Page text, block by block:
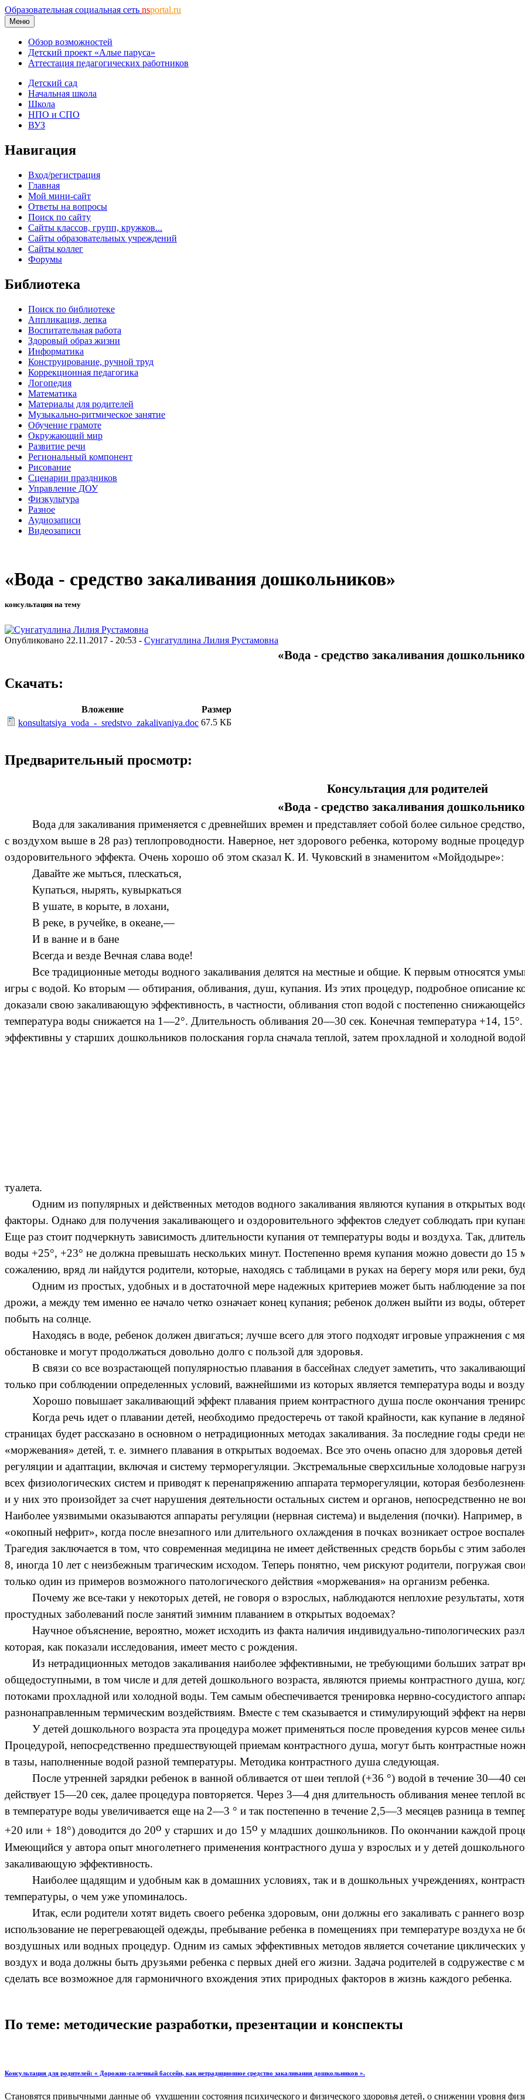
Образовательная социальная сеть nsportal.ru
Меню
Обзор возможностей
Детский проект «Алые паруса»
Аттестация педагогических работников
Детский сад
Начальная школа
Школа
НПО и СПО
ВУЗ
Навигация
Вход/регистрация
Главная
Мой мини-сайт
Ответы на вопросы
Поиск по сайту
Сайты классов, групп, кружков...
Сайты образовательных учреждений
Сайты коллег
Форумы
Библиотека
Поиск по библиотеке
Аппликация, лепка
Воспитательная работа
Здоровый образ жизни
Информатика
Конструирование, ручной труд
Коррекционная педагогика
Логопедия
Математика
Материалы для родителей
Музыкально-ритмическое занятие
Обучение грамоте
Окружающий мир
Развитие речи
Региональный компонент
Рисование
Сценарии праздников
Управление ДОУ
Физкультура
Разное
Аудиозаписи
Видеозаписи
«Вода - средство закаливания дошкольников»
консультация на тему
Опубликовано 22.11.2017 - 20:53 - Сунгатуллина Лилия Рустамовна
«Вода - средство закаливания
Скачать:
Вложение
Размер
konsultatsiya_voda_-_sredstvo_zakalivaniya.doc 67.5 КБ
Предварительный просмотр:
Консультация для родителей
«Вода - средство закаливания
Вода для закаливания применяется с древнейших времен и представляет собой более сильное
с воздухом выше в 28 раз) теплопроводности. Наверное, нет здорового ребенка, которому водные
оздоровительного эффекта. Очень хорошо об этом сказал К. И. Чуковский в знаменитом «Мойдодыре»:
Давайте же мыться, плескаться,
Купаться, нырять, кувыркаться
В ушате, в корыте, в лохани,
В реке, в ручейке, в океане,—
И в ванне и в бане
Всегда и везде Вечная слава воде!
Все традиционные методы водного закаливания делятся на местные и общие. К первым относятся
игры с водой. Ко вторым — обтирания, обливания, душ, купания. Из этих процедур, подробное описание
доказали свою закаливающую эффективность, в частности, обливания стоп водой с постепенно
температура воды снижается на 1—2°. Длительность обливания 20—30 сек. Конечная температура +14,
эффективны у старших дошкольников полоскания горла сначала теплой, затем прохладной и холодной
туалета.
Одним из популярных и действенных методов водного закаливания являются купания в открытых
факторы. Однако для получения закаливающего и оздоровительного эффектов следует соблюдать при
Еще раз стоит подчеркнуть зависимость длительности купания от температуры воды и воздуха. Так,
воды +25°, +23° не должна превышать нескольких минут. Постепенно время купания можно довести до 15
сожалению, вряд ли найдутся родители, которые, находясь с таблицами в руках на берегу моря или реки,
Одним из простых, удобных и в достаточной мере надежных критериев может быть наблюдение за
дрожи, а между тем именно ее начало четко означает конец купания; ребенок должен выйти из воды,
побыть на солнце.
Находясь в воде, ребенок должен двигаться; лучше всего для этого подходят игровые упражнения с
обстановке и могут продолжаться довольно долго с пользой для здоровья.
В связи со все возрастающей популярностью плавания в бассейнах следует заметить, что
только при соблюдении определенных условий, важнейшими из которых является температура воды и
Хорошо повышает закаливающий эффект плавания прием контрастного душа после окончания
Когда речь идет о плавании детей, необходимо предостеречь от такой крайности, как купание в
страницах будет рассказано в основном о нетрадиционных методах закаливания. За последние годы среди
«моржевания» детей, т. е. зимнего плавания в открытых водоемах. Все это очень опасно для здоровья
регуляции и адаптации, включая и систему терморегуляции. Экстремальные сверхсильные холодовые
всех физиологических систем и приводят к перенапряжению аппарата терморегуляции, которая
и у них это произойдет за счет нарушения деятельности остальных систем и органов, непосредственно не
Наиболее уязвимыми оказываются аппараты регуляции (нервная система) и выделения (почки). Например, в
«окопный нефрит», когда после внезапного или длительного охлаждения в почках возникает острое
Трагедия заключается в том, что современная медицина не имеет действенных средств борьбы с этим
8, иногда 10 лет с неизбежным трагическим исходом. Теперь понятно, чем рискуют родители, погружая
только один из примеров возможного патологического действия «моржевания» на организм ребенка.
Почему же все-таки у некоторых детей, не говоря о взрослых, наблюдаются неплохие результаты,
простудных заболеваний после занятий зимним плаванием в открытых водоемах?
Научное объяснение, вероятно, может исходить из факта наличия индивидуально-типологических
которая, как показали исследования, имеет место с рождения.
Из нетрадиционных методов закаливания наиболее эффективными, не требующими больших затрат
общедоступными, в том числе и для детей дошкольного возраста, являются приемы контрастного душа,
потоками прохладной или холодной воды. Тем самым обеспечивается тренировка нервно-сосудистого
разнонаправленным термическим воздействиям. Вместе с тем сказывается и стимулирующий эффект на
У детей дошкольного возраста эта процедура может применяться после проведения курсов менее
Процедурой, непосредственно предшествующей приемам контрастного душа, могут быть контрастные
в тазы, наполненные водой разной температуры. Методика контрастного душа следующая.
После утренней зарядки ребенок в ванной обливается от шеи теплой (+36 °) водой в течение 30—40
действует 15—20 сек, далее процедура повторяется. Через 3—4 дня длительность обливания менее
в температуре воды увеличивается еще на 2—3 ° и так постепенно в течение 2,5—3 месяцев разница в
+20 или + 18°) доводится до 20о у старших и до 15о у младших дошкольников. По окончании каждой
Имеющийся у автора опыт многолетнего применения контрастного душа у взрослых и у детей
закаливающую эффективность.
Наиболее щадящим и удобным как в домашних условиях, так и в дошкольных учреждениях,
температуры, о чем уже упоминалось.
Итак, если родители хотят видеть своего ребенка здоровым, они должны его закаливать с раннего
использование не перегревающей одежды, пребывание ребенка в помещениях при температуре воздуха не
воздушных или водных процедур. Одним из самых эффективных методов является сочетание
воздух и вода должны быть друзьями ребенка с первых дней его жизни. Задача родителей в содружестве
сделать все возможное для гармоничного вхождения этих природных факторов в жизнь каждого ребенка.
По теме: методические разработки, презентации и конспекты
Консультация для родителей: « Дорожно-галечный бассейн, как нетрадиционное средство закаливания дошкольников ».
Становятся привычными данные об ухудшении состояния психического и физического здоровья детей, о снижении уровня